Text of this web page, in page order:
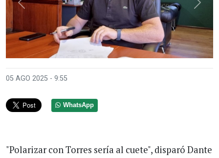
Anterior
05 AGO 2025 - 9:55
WhatsApp
"Polarizar con Torres sería al cuete", disparó Dante